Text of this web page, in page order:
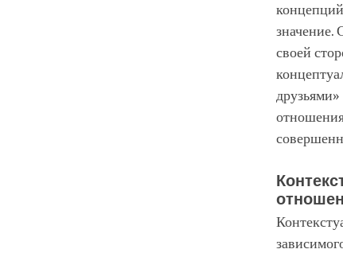
значение.
своей